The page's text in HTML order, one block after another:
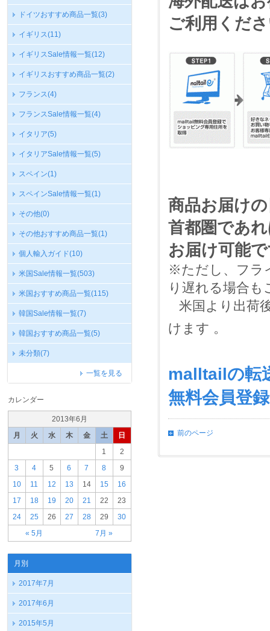
ドイツおすすめ商品一覧(3)
イギリス(11)
イギリスSale情報一覧(12)
イギリスおすすめ商品一覧(2)
フランス(4)
フランスSale情報一覧(4)
イタリア(5)
イタリアSale情報一覧(5)
スペイン(1)
スペインSale情報一覧(1)
その他(0)
その他おすすめ商品一覧(1)
個人輸入ガイド(10)
米国Sale情報一覧(503)
米国おすすめ商品一覧(115)
韓国Sale情報一覧(7)
韓国おすすめ商品一覧(5)
未分類(7)
一覧を見る
カレンダー
2013年6月
月
火 水 木 金 土 日
« 5月 7月 »
1
2
3
4 5 6 7 8
9
10
11 12 13 14 15
16
17
18 19 20 21 22
23
24
25 26 27 28 29 30
月別
2017年7月
2017年6月
2015年5月
ご利用くだ
商品お届け
首都圏であ
お届け可能
※ただし、フラ
り遅れる場合も
米国より出荷
けます 。
malltailの転
無料会員登
前のページ